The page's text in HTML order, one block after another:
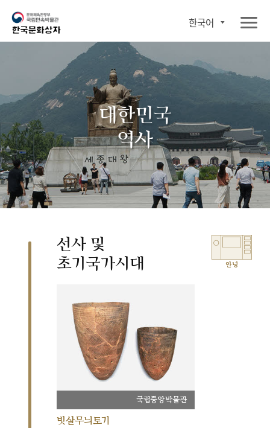
한국어
대한민국
역사
안녕
선사 및
초기국가시대
국립중앙박물관
빗살무늬토기